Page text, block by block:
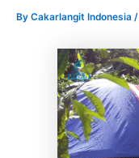
By Cakarlangit Indonesia /